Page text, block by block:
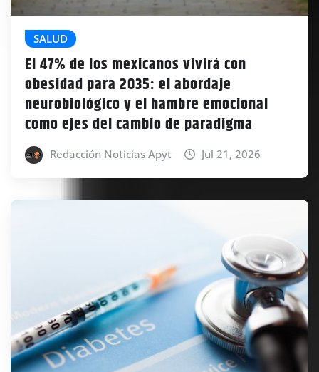
SALUD
El 47% de los mexicanos vivirá con
obesidad para 2035: el abordaje
neurobiológico y el hambre emocional
como ejes del cambio de paradigma
Redacción Noticias Apyt Jul 21, 2026